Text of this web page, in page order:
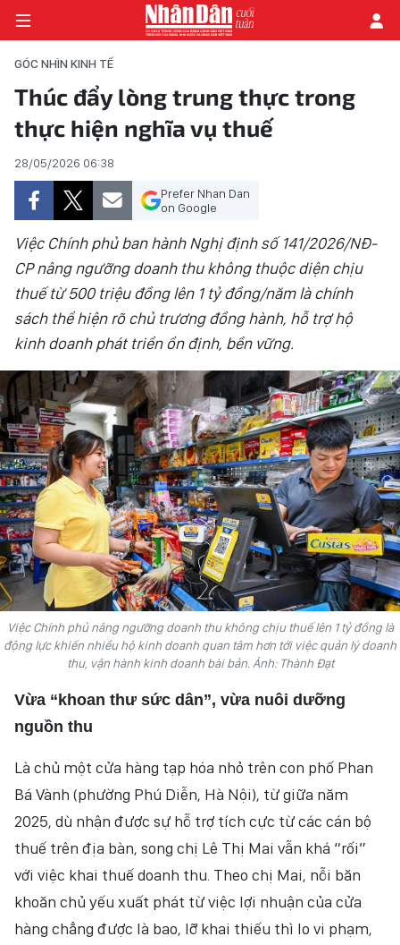
TRANG CHỦ
THỜI SỰ - CHÍNH TRỊ
E-MAGAZINE
GÓC NHÌN KINH TẾ
CHUYÊN ĐỀ
ĐỜI SỐNG XÃ HỘI
PHÓNG SỰ
HỒN VIỆT
SỨC SỐNG VIỆT
THỂ THAO
ĐỜI SỐNG VĂN HÓA
VĂN NGHỆ
QUỐC TẾ
AN NINH - XÃ HỘI
KHOA HỌC - GIÁO DỤC
NHÂN DÂN ĐIỆN TỬ
NHÂN DÂN HẰNG THÁNG
BÁO THỜI NAY
GÓC NHÌN KINH TẾ
Thúc đẩy lòng trung thực trong
thực hiện nghĩa vụ thuế
28/05/2026 06:38
Prefer Nhan Dan
on Google
Việc Chính phủ ban hành Nghị định số 141/2026/NĐ-
CP nâng ngưỡng doanh thu không thuộc diện chịu
thuế từ 500 triệu đồng lên 1 tỷ đồng/năm là chính
sách thể hiện rõ chủ trương đồng hành, hỗ trợ hộ
kinh doanh phát triển ổn định, bền vững.
Việc Chính phủ nâng ngưỡng doanh thu không chịu thuế lên 1 tỷ đồng là
động lực khiến nhiều hộ kinh doanh quan tâm hơn tới việc quản lý doanh
thu, vận hành kinh doanh bài bản. Ảnh: Thành Đạt
Vừa “khoan thư sức dân”, vừa nuôi dưỡng
nguồn thu
Là chủ một cửa hàng tạp hóa nhỏ trên con phố Phan
Bá Vành (phường Phú Diễn, Hà Nội), từ giữa năm
2025, dù nhận được sự hỗ trợ tích cực từ các cán bộ
thuế trên địa bàn, song chị Lê Thị Mai vẫn khá “rối”
với việc khai thuế doanh thu. Theo chị Mai, nỗi băn
khoăn chủ yếu xuất phát từ việc lợi nhuận của cửa
hàng chẳng được là bao, lỡ khai thiếu thì lo vi phạm,